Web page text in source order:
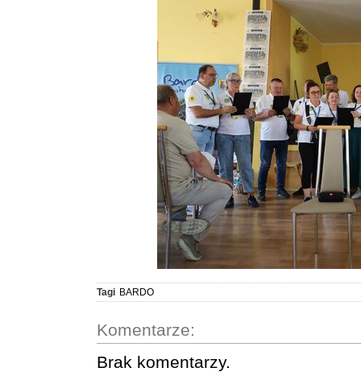
Tagi BARDO
Komentarze:
Brak komentarzy.